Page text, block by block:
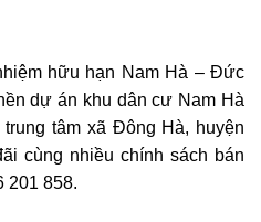
hữu hạn Nam Hà – Đức
dự án khu dân cư Nam Hà
tâm xã Đông Hà, huyện
cùng nhiều chính sách bán
201 858.